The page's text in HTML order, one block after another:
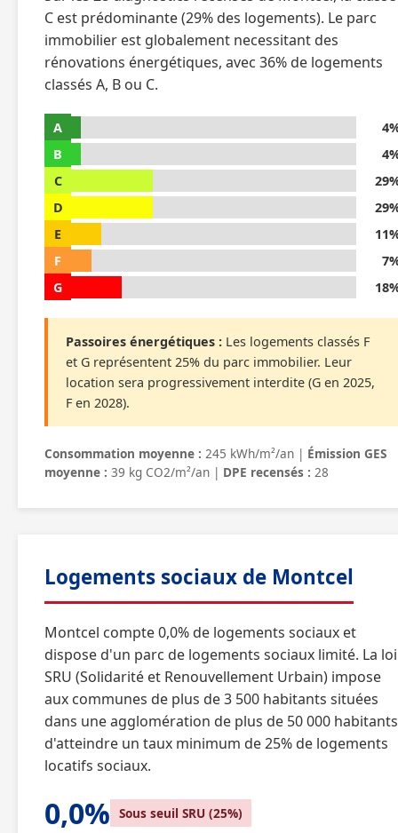
C est prédominante (29% des logements). Le parc
immobilier est globalement necessitant des
rénovations énergétiques, avec 36% de logements
classés A, B ou C.
A
B
C
D
E
F
G
Passoires énergétiques : Les logements classés F
et G représentent 25% du parc immobilier. Leur
location sera progressivement interdite (G en 2025,
F en 2028).
Consommation moyenne : 245 kWh/m²/an | Émission GES
moyenne : 39 kg CO2/m²/an | DPE recensés : 28
Logements sociaux de Montcel
Montcel compte 0,0% de logements sociaux et
dispose d'un parc de logements sociaux limité. La loi
SRU (Solidarité et Renouvellement Urbain) impose
aux communes de plus de 3 500 habitants situées
dans une agglomération de plus de 50 000 habitants
d'atteindre un taux minimum de 25% de logements
locatifs sociaux.
0,0% Sous seuil SRU (25%)